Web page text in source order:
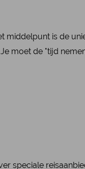
middelpunt is de
moet de "tijd
speciale